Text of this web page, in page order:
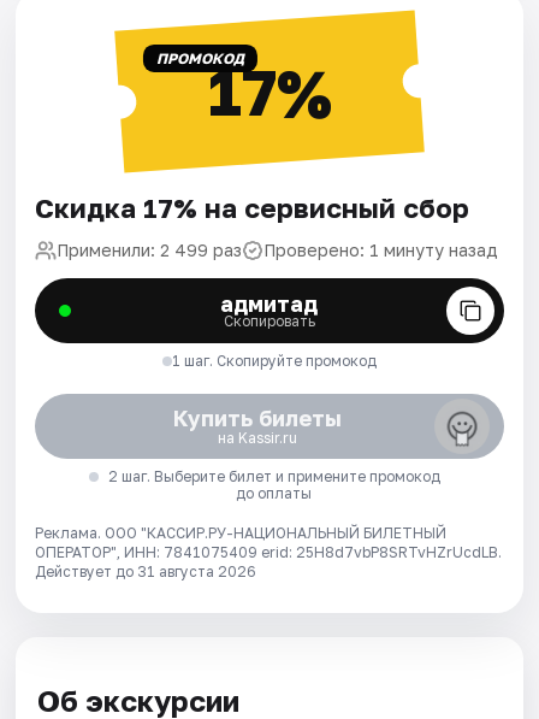
ПРОМОКОД17%
Скидка 17% на сервисный сбор
Применили: 2 499 раз Проверено: 1 минуту назад
адмитад
Скопировать
1 шаг. Скопируйте промокод
Купить билеты
на Kassir.ru
2 шаг. Выберите билет и примените промокод
до оплаты
Реклама. ООО "КАССИР.РУ-НАЦИОНАЛЬНЫЙ БИЛЕТНЫЙ
ОПЕРАТОР", ИНН: 7841075409 erid: 25H8d7vbP8SRTvHZrUcdLB.
Действует до 31 августа 2026
Об экскурсии